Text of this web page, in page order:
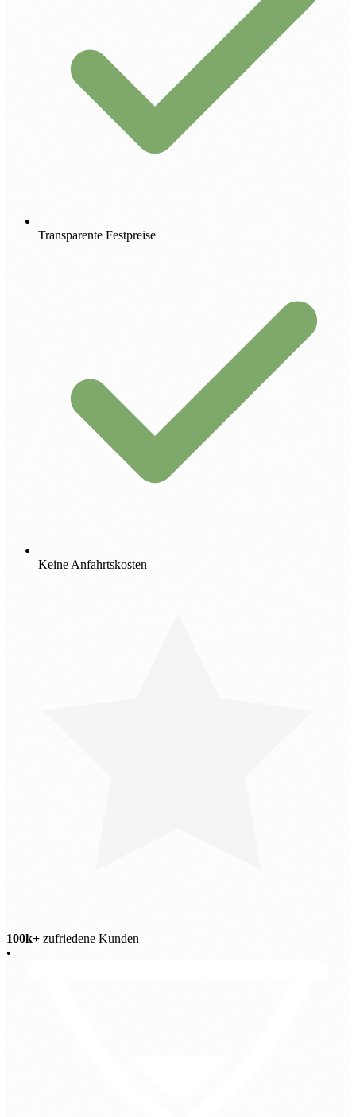
Transparente Festpreise
Keine Anfahrtskosten
100k+ zufriedene Kunden
•